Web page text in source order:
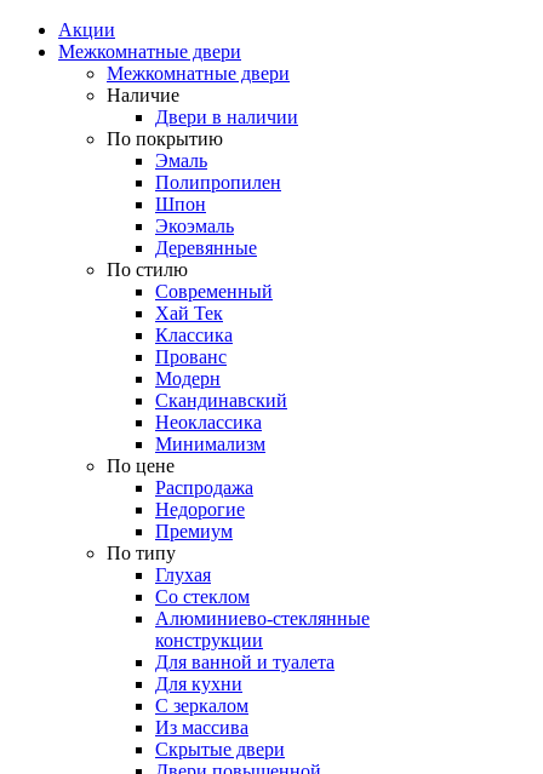
Акции
Межкомнатные двери
Межкомнатные двери
Наличие
Двери в наличии
По покрытию
Эмаль
Полипропилен
Шпон
Экоэмаль
Деревянные
По стилю
Современный
Хай Тек
Классика
Прованс
Модерн
Скандинавский
Неоклассика
Минимализм
По цене
Распродажа
Недорогие
Премиум
По типу
Глухая
Со стеклом
Алюминиево-стеклянные
конструкции
Для ванной и туалета
Для кухни
С зеркалом
Из массива
Скрытые двери